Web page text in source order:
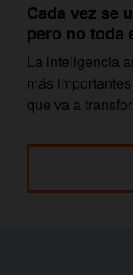
Cada vez se
pero no toda
La inteligencia
más
que va a